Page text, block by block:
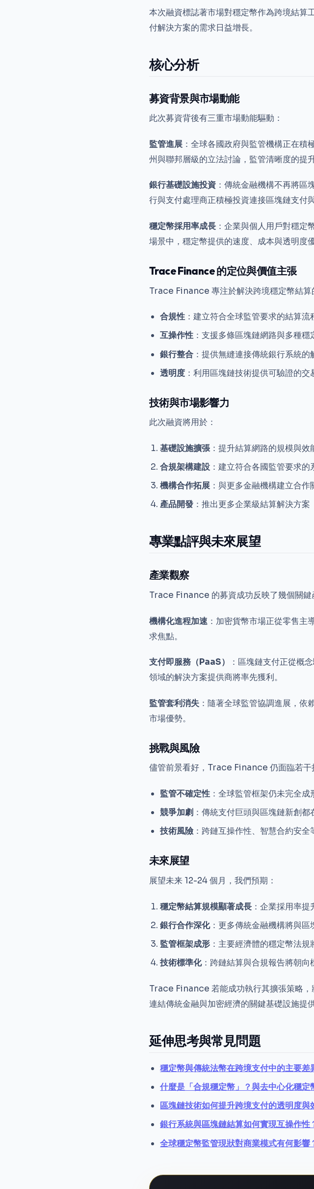
本次融資標誌著市場對穩定幣作為跨境結算
付解決方案的需求日益增長。
核心分析
募資背景與市場動能
此次募資背後有三重市場動能驅動：
監管進展 ：全球各國政府與監管機構正在
州與聯邦層級的立法討論，監管清晰度的提
銀行基礎設施投資 ：傳統金融機構不再將區
行與支付處理商正積極投資連接區塊鏈支付
穩定幣採用率成長 ：企業與個人用戶對穩定
場景中，穩定幣提供的速度、成本與透明度
Trace Finance 的定位與價值主張
Trace Finance 專注於解決跨境穩定幣結算
合規性 ：建立符合全球監管要求的結算流
互操作性 ：支援多條區塊鏈網路與多種穩
銀行整合 ：提供無縫連接傳統銀行系統的
透明度 ：利用區塊鏈技術提供可驗證的交
技術與市場影響力
此次融資將用於：
基礎設施擴張：提升結算網路的規模與效
合規架構建設 ：建立符合各國監管要求的
機構合作拓展 ：與更多金融機構建立合作
產品開發 ：推出更多企業級結算解決方案
專業點評與未來展望
產業觀察
Trace Finance 的募資成功反映了幾個關鍵
機構化進程加速 ：加密貨幣市場正從零售
求焦點。
支付即服務（PaaS）
：區塊鏈支付正從概
領域的解決方案提供商將率先獲利。
監管套利消失 ：隨著全球監管協調進展，
市場優勢。
挑戰與風險
儘管前景看好，Trace Finance 仍面臨若干
監管不確定性 ：全球監管框架仍未完全
競爭加劇 ：傳統支付巨頭與區塊鏈新創
技術風險：跨鏈互操作性、智慧合約安全
未來展望
展望未来 12-24 個月，我們預期：
穩定幣結算規模顯著成長 ：企業採用率
銀行合作深化：更多傳統金融機構將與區
監管框架成形 ：主要經濟體的穩定幣法規
技術標準化：跨鏈結算與合規報告將朝向
Trace Finance 若能成功執行其擴張策略，
連結傳統金融與加密經濟的關鍵基礎設施提供
延伸思考與常見問題
穩定幣與傳統法幣在跨境支付中的主要差
什麼是「合規穩定幣」？與去中心化穩定
區塊鏈技術如何提升跨境支付的透明度與
銀行系統與區塊鏈結算如何實現互操作性
全球穩定幣監管現狀對商業模式有何影響